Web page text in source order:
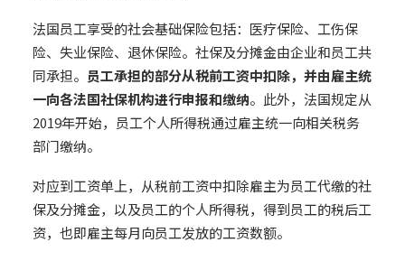
法国员工享受的社会基础保险包括：医疗保险、工伤保
险、失业保险、退休保险。社保及分摊金由企业和员工共
同承担。 员工承担的部分从税前工资中扣除，并由雇主统
一向各法国社保机构进行申报和缴纳。此外，法国规定从
2019年开始，员工个人所得税通过雇主统一向相关税务
部门缴纳。
对应到工资单上，从税前工资中扣除雇主为员工代缴的社
保及分摊金，以及员工的个人所得税，得到员工的税后工
资，也即雇主每月向员工发放的工资数额。